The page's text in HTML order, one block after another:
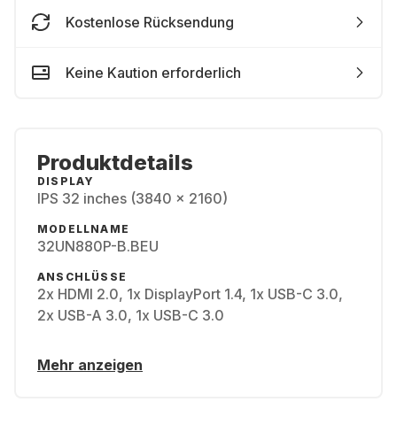
Kostenlose Rücksendung
Keine Kaution erforderlich
Produktdetails
DISPLAY
IPS 32 inches (3840 x 2160)
MODELLNAME
32UN880P-B.BEU
ANSCHLÜSSE
2x HDMI 2.0, 1x DisplayPort 1.4, 1x USB-C 3.0,
2x USB-A 3.0, 1x USB-C 3.0
Mehr anzeigen